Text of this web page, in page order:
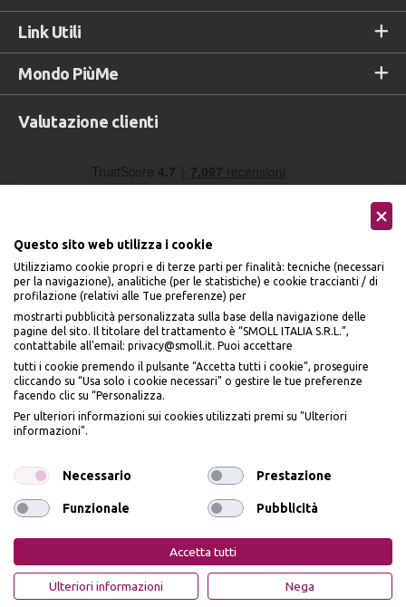
Link Utili
Mondo PiùMe
Valutazione clienti
Accettiamo
Seguici sui social
PiùMe è un marchio di PiùMe s.r.l. con sede legale in via
Aurelio Lampredi, n. 81 - 57121 Livorno (LI) - P.IVA
Privacy Policy Cookie Policy
Questo sito web utilizza i cookie
Utilizziamo cookie propri e di terze parti per finalità: tecniche (necessari
per la navigazione), analitiche (per le statistiche) e cookie traccianti / di
profilazione (relativi alle Tue preferenze) per
mostrarti pubblicità personalizzata sulla base della navigazione delle
pagine del sito. Il titolare del trattamento è “SMOLL ITALIA S.R.L.”,
contattabile all'email: privacy@smoll.it. Puoi accettare
tutti i cookie premendo il pulsante “Accetta tutti i cookie”, proseguire
cliccando su “Usa solo i cookie necessari" o gestire le tue preferenze
facendo clic su “Personalizza.
Per ulteriori informazioni sui cookies utilizzati premi su "Ulteriori
informazioni".
Necessario Prestazione
Funzionale Pubblicità
Accetta tutti
Ulteriori informazioni Nega
BENVENUTO DA
PIÙME
IL10% DI SCONTO
dell’art. 13 del Reg UE 2016/679 e presto il mio consenso a ricevere email
promozionali. In qualsiasi momento è possibile revocare il consenso
OTTIENI IL 10% DI SCONTO